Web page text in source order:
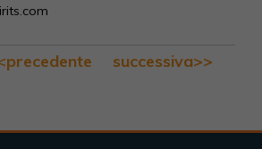
successiva>>